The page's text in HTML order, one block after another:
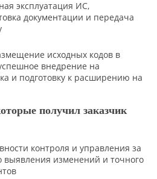
эксплуатация ИС,
документации и передача
исходных кодов в
внедрение на
и подготовку к расширению на
получил заказчик
контроля и управления за
выявления изменений и точного